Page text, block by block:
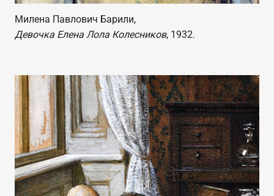
Милена Павлович Барили,
Девочка Елена Лола Колесников, 1932.